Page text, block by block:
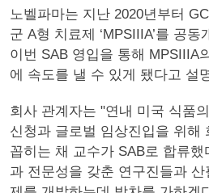
노벨파마는 지난 2020년부터
군 A형 치료제 ‘MPSIIIA’를 공
이번 SAB 영입을 통해 MPSIIIA
에 속도를 낼 수 있게 됐다고 설
회사 관계자는 "연내 미국 식품
신청과 글로벌 임상진입을 위해
꼽히는 채 교수가 SAB로 합류
과 전문성을 갖춘 연구진들과